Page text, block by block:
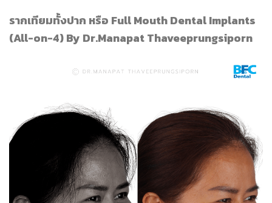
รากเทียมทั้งปาก หรือ Full Mouth Dental Implants
(All-on-4) By Dr.Manapat Thaveeprungsiporn